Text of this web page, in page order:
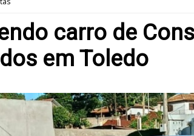
carro de
em Toledo